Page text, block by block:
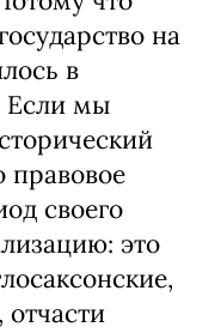
на
в
Если мы
правовое
своего
это
отчасти